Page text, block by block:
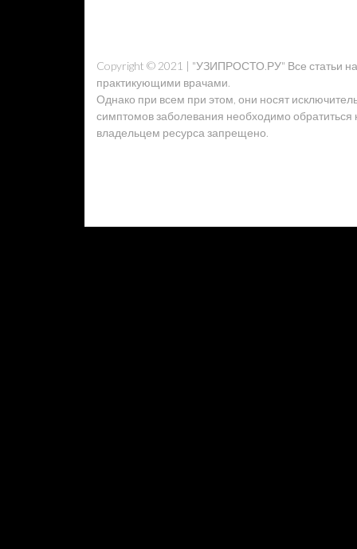
Copyright © 2021 | "УЗИПРОСТО.РУ" Все статьи
практикующими врачами.
Однако при всем при этом, они носят
симптомов заболевания необходимо обратиться
владельцем ресурса запрещено.